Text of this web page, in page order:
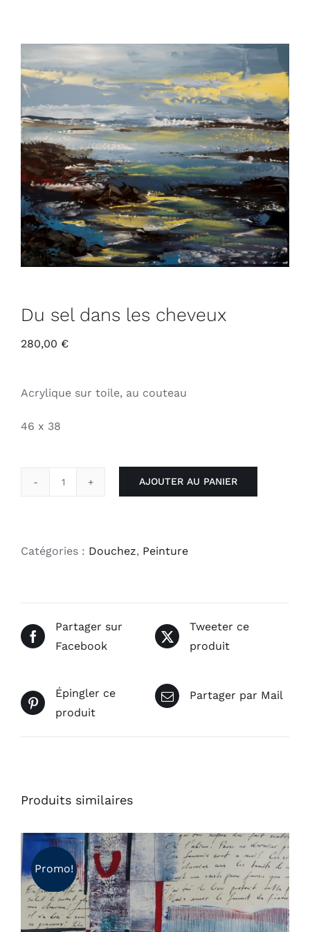
Du sel dans les cheveux
280,00 €
Acrylique sur toile, au couteau
46 x 38
sel
AJOUTER AU PANIER
Catégories : Douchez, Peinture
Partager sur
Facebook
Tweeter ce
produit
Épingler ce
produit
Partager par Mail
Produits similaires
Promo!
AJOUTER AU PANIER
/